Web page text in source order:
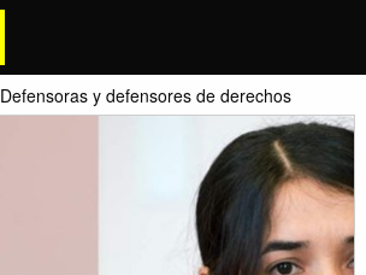
Defensoras y defensores de derechos